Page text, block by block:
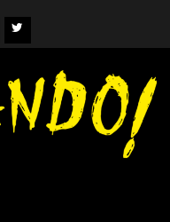
Twitter